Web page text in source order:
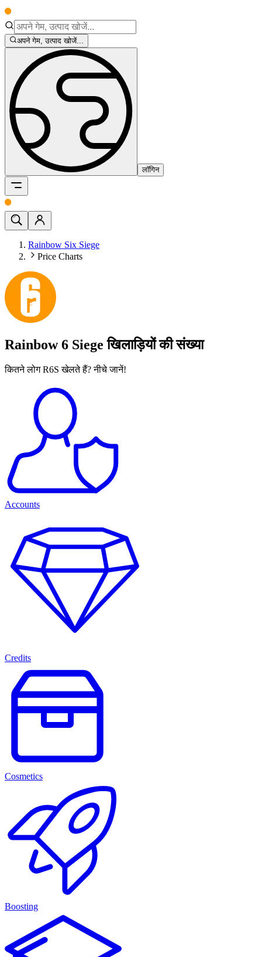
अपने गेम, उत्पाद खोजें...
लॉगिन
Rainbow Six Siege
Price Charts
Rainbow 6 Siege खिलाड़ियों की संख्या
कितने लोग R6S खेलते हैं? नीचे जानें!
Accounts
Credits
Cosmetics
Boosting